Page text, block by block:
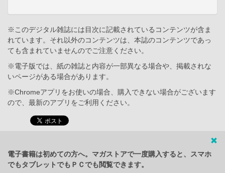
※このデジタル雑誌には目次に記載されているコンテンツが含ま
れています。それ以外のコンテンツは、本誌のコンテンツであっ
ても含まれていませんのでご注意ください。
※電子版では、紙の雑誌と内容が一部異なる場合や、掲載されな
いページがある場合があります。
※Chromeアプリをお使いの場合、購入できない場合がございます
ので、最新のアプリをご利用ください。
電子書籍は初めての方へ。マガストアで一度購入すると、スマホ
でもタブレットでもＰＣでも閲覧できます。